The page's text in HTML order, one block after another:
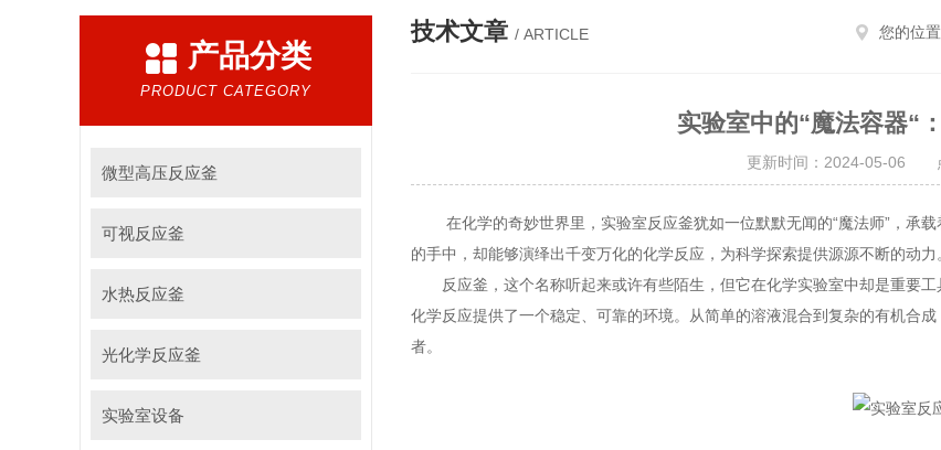
产品分类
PRODUCT CATEGORY
微型高压反应釜
可视反应釜
水热反应釜
光化学反应釜
实验室设备
技术文章 / ARTICLE 您的位置
实验室中的“魔法容器“
更新时间：2024-05-06
在化学的奇妙世界里，实验室反应釜犹如一位默默无闻的“魔法师”，承载
的手中，却能够演绎出千变万化的化学反应，为科学探索提供源源不断的动力
反应釜，这个名称听起来或许有些陌生，但它在化学实验室中却是重要工
化学反应提供了一个稳定、可靠的环境。从简单的溶液混合到复杂的有机合
者。